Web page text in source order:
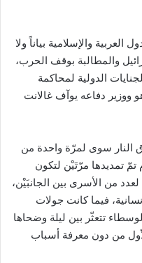
والإسلامية بياناً ولا
والمطالبة بوقف الحرب،
الدولية لمحاكمة
ووزير دفاعه يوآف غالانت
النار سوى لمرّة واحدة من
تمّ التوصّل إليها لمدّة 4 أيام تمّ تمديدها مرّتَيْن لتكون
من الأسرى بين الجانبَيْن،
فيما كانت جولات
تتعثّر بين ليلة وضحاها
من دون معرفة أسباب